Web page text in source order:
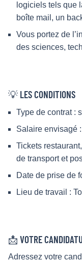
logiciels tels que
boîte mail, un
Vous portez de
des sciences,
💡 LES CONDITIONS
Type de contrat :
Salaire envisagé
Tickets
de transport et
Date de prise de
Lieu de travail :
📩 VOTRE
Adressez votre